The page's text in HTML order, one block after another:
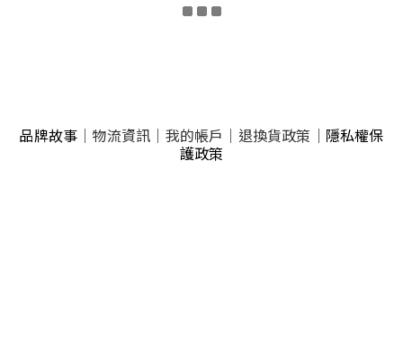
品牌故事 物流資訊 我的帳戶 退換貨政策
隱私權保
護政策